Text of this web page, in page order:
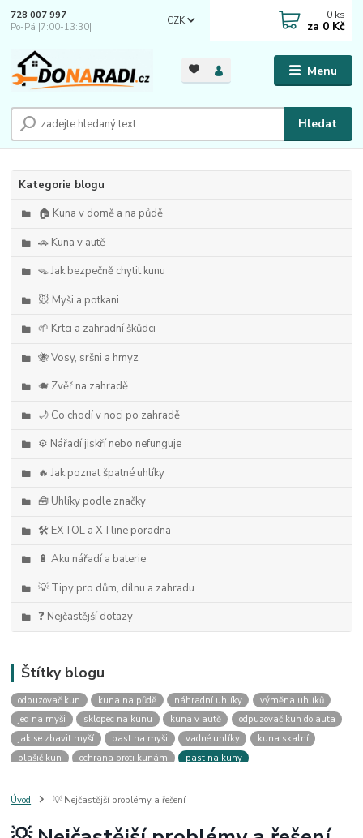
Menu
CZK
Hledat
728 007 997
Po-Pá |7:00-13:30|
0 ks
za 0 Kč
Kategorie blogu
🏠 Kuna v domě a na půdě
🚗 Kuna v autě
🪤 Jak bezpečně chytit kunu
🐭 Myši a potkani
🌱 Krtci a zahradní škůdci
🐝 Vosy, sršni a hmyz
🐗 Zvěř na zahradě
🌙 Co chodí v noci po zahradě
⚙️ Nářadí jiskří nebo nefunguje
🔥 Jak poznat špatné uhlíky
🧰 Uhlíky podle značky
🛠️ EXTOL a XTline poradna
🔋 Aku nářadí a baterie
💡 Tipy pro dům, dílnu a zahradu
❓ Nejčastější dotazy
Štítky blogu
odpuzovač kun kuna na půdě náhradní uhlíky
výměna uhlíků
jed na myši
sklopec na kunu kuna v autě
odpuzovač kun do auta
jak se zbavit myší
past na myši vadné uhlíky
kuna skalní
plašič kun
ochrana proti kunám
past na kuny
past na kunu
myši v domě odpuzovač myší
štěnice
štěnice v hotelu jak se zbavit kuny
kuna ve střeše
Úvod 💡 Nejčastější problémy a řešení